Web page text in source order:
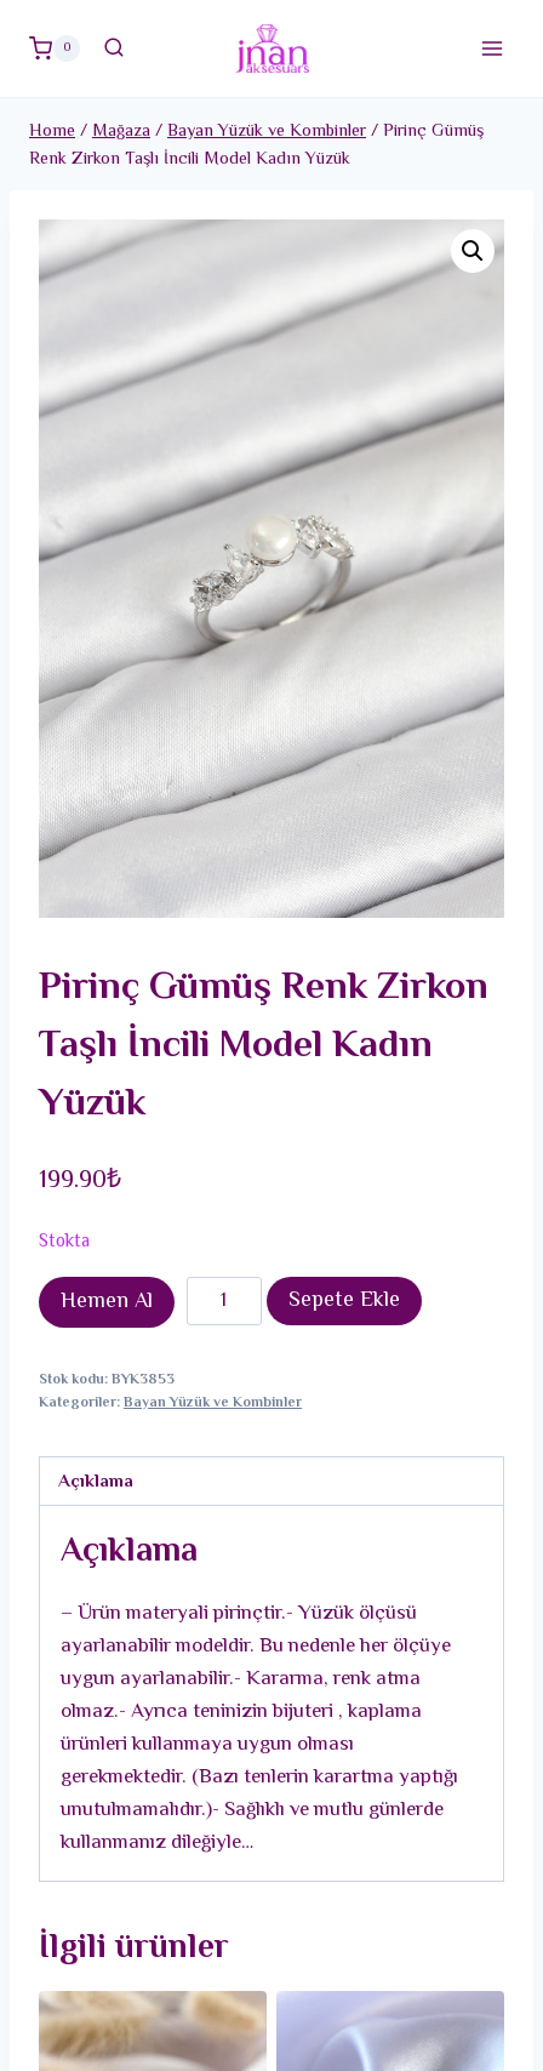
0
Home/Mağaza/Bayan Yüzük ve Kombinler/Pirinç Gümüş
Renk Zirkon Taşlı İncili Model Kadın Yüzük
Pirinç Gümüş Renk Zirkon
Taşlı İncili Model Kadın
Yüzük
199.90₺
Stokta
Hemen Al
Pirinç
Gümüş
Zirkon
İncili
Yüzük
Sepete Ekle
Stok kodu:BYK3853
Kategoriler:Bayan Yüzük ve Kombinler
Açıklama
Açıklama
– Ürün materyali pirinçtir.- Yüzük ölçüsü
ayarlanabilir modeldir. Bu nedenle her ölçüye
uygun ayarlanabilir.- Kararma, renk atma
olmaz.- Ayrıca teninizin bijuteri , kaplama
ürünleri kullanmaya uygun olması
gerekmektedir. (Bazı tenlerin karartma yaptığı
unutulmamalıdır.)- Sağlıklı ve mutlu günlerde
kullanmanız dileğiyle…
İlgili ürünler